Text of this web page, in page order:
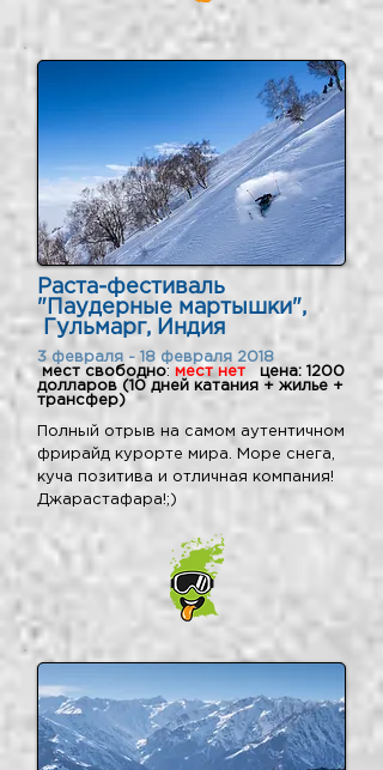
Раста-фестиваль
"Паудерные мартышки",
Гульмарг, Индия
3 февраля - 18 февраля 2018
мест свободно: мест нет
цена: 1200
долларов (10 дней катания + жилье +
трансфер)
Полный отрыв на самом аутентичном
фрирайд курорте мира. Море снега,
куча позитива и отличная компания!
Джарастафара!;)